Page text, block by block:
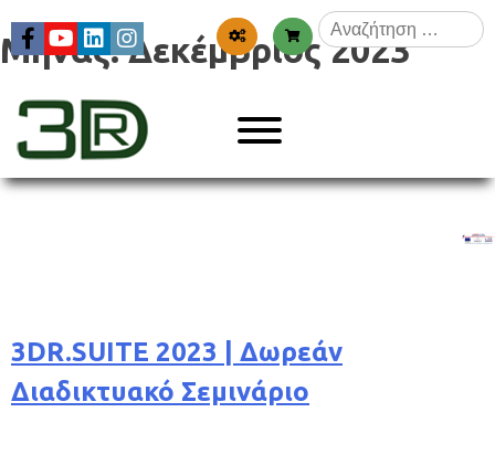
to
content
Αναζήτηση
για:
3dr
Μήνας:Δεκέμβριος 2023
3DR.SUITE 2023 | Δωρεάν
Διαδικτυακό Σεμινάριο